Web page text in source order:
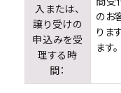
入または、
譲り受けの
申込みを受
理する時
間：
のお
りま
ます。